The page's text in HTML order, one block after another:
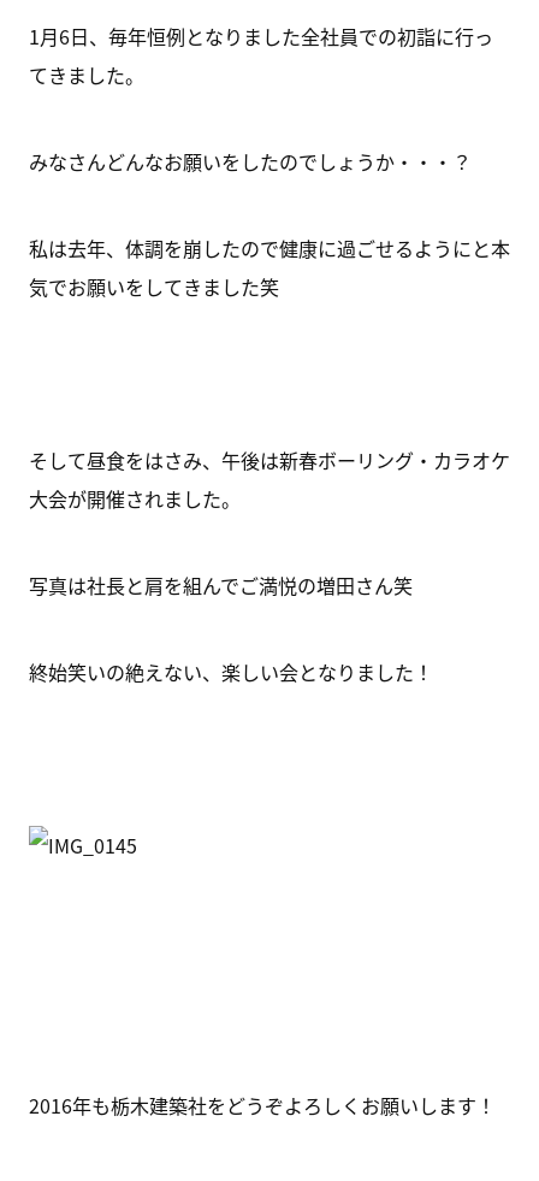
1月6日、毎年恒例となりました全社員での初詣に行っ
てきました。
みなさんどんなお願いをしたのでしょうか・・・？
私は去年、体調を崩したので健康に過ごせるようにと本
気でお願いをしてきました笑
そして昼食をはさみ、午後は新春ボーリング・カラオケ
大会が開催されました。
写真は社長と肩を組んでご満悦の増田さん笑
終始笑いの絶えない、楽しい会となりました！
2016年も栃木建築社をどうぞよろしくお願いします！